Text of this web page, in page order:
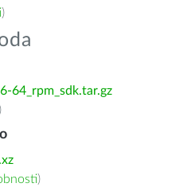
)
64_rpm_sdk.tar.gz
)
)